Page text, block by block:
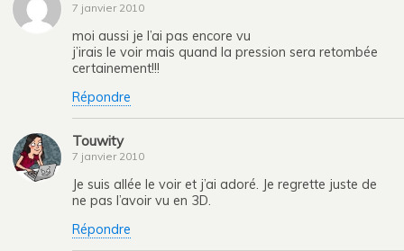
7 janvier 2010
moi aussi je l’ai pas encore vu
j’irais le voir mais quand la pression sera retombée
certainement!!!
Répondre
Touwity
7 janvier 2010
Je suis allée le voir et j’ai adoré. Je regrette juste de
ne pas l’avoir vu en 3D.
Répondre